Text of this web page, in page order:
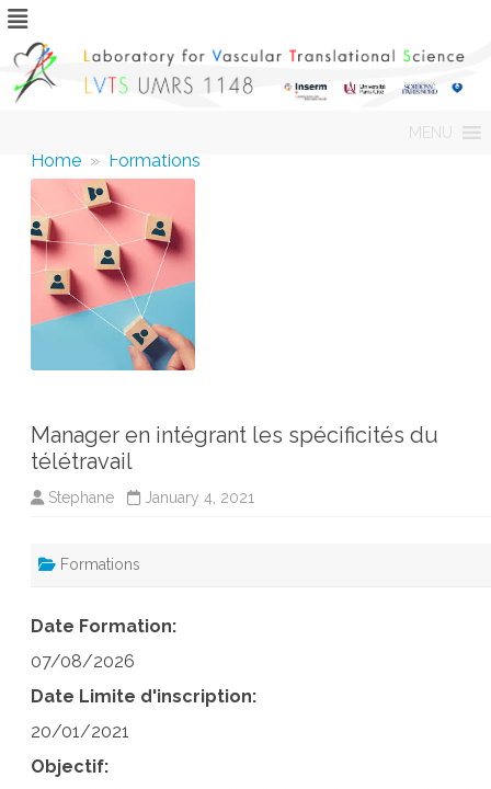
MENU
Home » Formations
Manager en intégrant les spécificités du
télétravail
Stephane January 4, 2021
Formations
Date Formation:
07/08/2026
Date Limite d'inscription:
20/01/2021
Objectif: